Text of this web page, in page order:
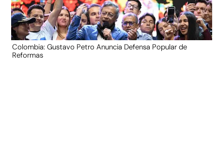
Colombia: Gustavo Petro Anuncia Defensa Popular de
Reformas